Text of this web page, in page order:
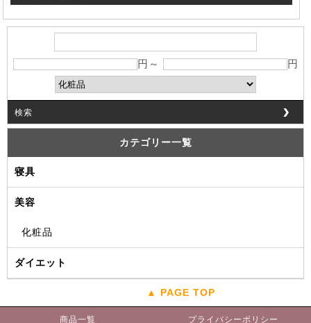
円～ 円
検索
カテゴリー一覧
寝具
美容
化粧品
ダイエット
▲ PAGE TOP
商品一覧 プライバシーポリシー